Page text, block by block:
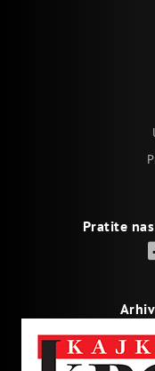
Pratite